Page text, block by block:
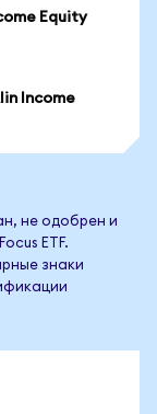
Equity
Income
не одобрен и
ETF.
знаки